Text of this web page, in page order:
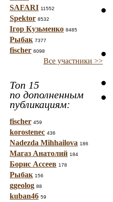
SAFARI 11552
Spektor 8532
Ігор Кузьменко 8485
Рыбак 7377
fischer 6098
Все участники >>
Топ 15
по дополненным
публикациям:
fischer 459
korostenec 436
Nadezda Mihhailova 186
Магаз Анатолий 184
Борис Ассеев 178
Рыбак 156
ggeolog 88
kuban46 59